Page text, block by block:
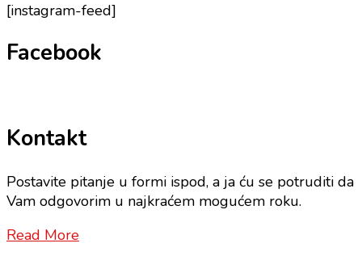
[instagram-feed]
Facebook
Kontakt
Postavite pitanje u formi ispod, a ja ću se potruditi da
Vam odgovorim u najkraćem mogućem roku.
Read More